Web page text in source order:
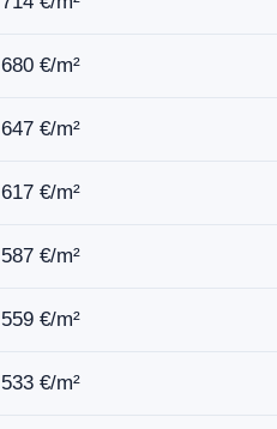
680 €/m²
647 €/m²
617 €/m²
587 €/m²
559 €/m²
533 €/m²